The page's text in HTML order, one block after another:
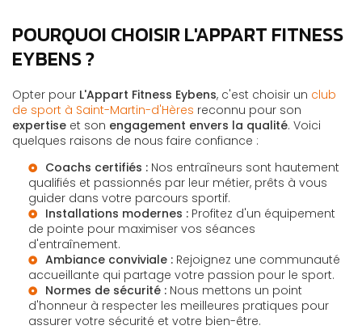
POURQUOI CHOISIR L'APPART FITNESS
EYBENS ?
Opter pour L'Appart Fitness Eybens, c'est choisir un club
de sport à Saint-Martin-d'Hères reconnu pour son
expertise et son engagement envers la qualité. Voici
quelques raisons de nous faire confiance :
Coachs certifiés : Nos entraîneurs sont hautement
qualifiés et passionnés par leur métier, prêts à vous
guider dans votre parcours sportif.
Installations modernes : Profitez d'un équipement
de pointe pour maximiser vos séances
d'entraînement.
Ambiance conviviale : Rejoignez une communauté
accueillante qui partage votre passion pour le sport.
Normes de sécurité : Nous mettons un point
d'honneur à respecter les meilleures pratiques pour
assurer votre sécurité et votre bien-être.